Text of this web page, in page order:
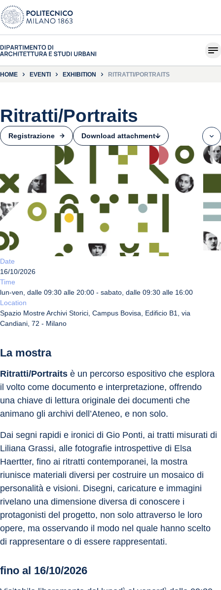
HOME EVENTI EXHIBITION RITRATTI/PORTRAITS
Ritratti/Portraits
Registrazione Download attachment
Date
16/10/2026
Time
lun-ven, dalle 09:30 alle 20:00 - sabato, dalle 09:30 alle 16:00
Location
Spazio Mostre Archivi Storici, Campus Bovisa, Edificio B1, via
Candiani, 72 - Milano
La mostra
Ritratti/Portraits è un percorso espositivo che esplora
il volto come documento e interpretazione, offrendo
una chiave di lettura originale dei documenti che
animano gli archivi dell’Ateneo, e non solo.
Dai segni rapidi e ironici di Gio Ponti, ai tratti misurati di
Liliana Grassi, alle fotografie introspettive di Elsa
Haertter, fino ai ritratti contemporanei, la mostra
riunisce materiali diversi per costruire un mosaico di
personalità e visioni. Disegni, caricature e immagini
rivelano una dimensione diversa di conoscere i
protagonisti del progetto, non solo attraverso le loro
opere, ma osservando il modo nel quale hanno scelto
di rappresentare o di essere rappresentati.
fino al 16/10/2026